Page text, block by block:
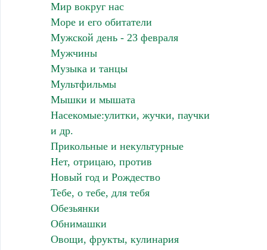
Мир вокруг нас
Море и его обитатели
Мужской день - 23 февраля
Мужчины
Музыка и танцы
Мультфильмы
Мышки и мышата
Насекомые:улитки, жучки, паучки
и др.
Прикольные и некультурные
Нет, отрицаю, против
Новый год и Рождество
Тебе, о тебе, для тебя
Обезьянки
Обнимашки
Овощи, фрукты, кулинария